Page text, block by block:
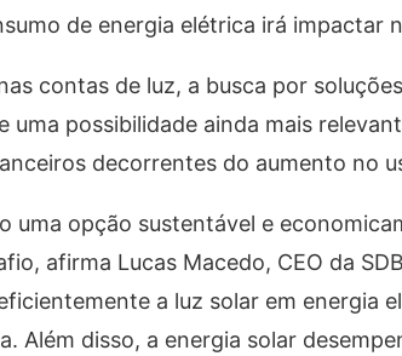
de energia elétrica irá impactar
contas de luz, a busca por
uma possibilidade ainda mais
decorrentes do aumento no
uma opção sustentável e
afirma Lucas Macedo, CEO da
a luz solar em energia
Além disso, a energia solar